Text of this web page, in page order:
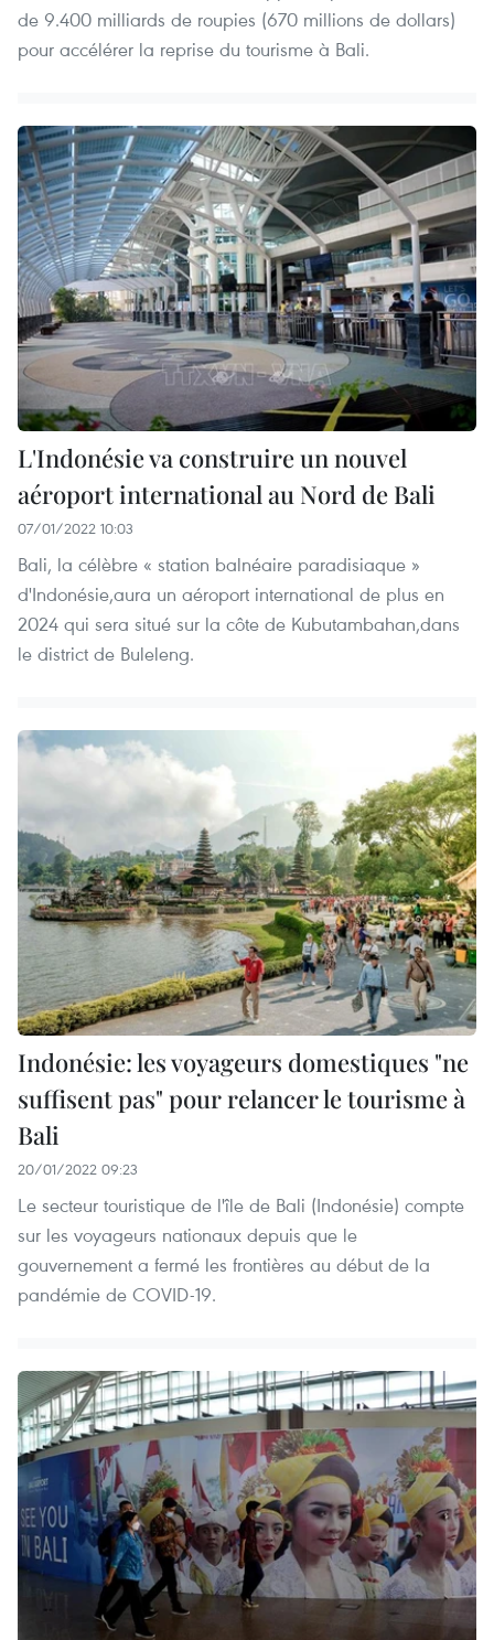
de 9.400 milliards de roupies (670 millions de dollars)
pour accélérer la reprise du tourisme à Bali.
L'Indonésie va construire un nouvel
aéroport international au Nord de Bali
07/01/2022 10:03
Bali, la célèbre « station balnéaire paradisiaque »
d'Indonésie,aura un aéroport international de plus en
2024 qui sera situé sur la côte de Kubutambahan,dans
le district de Buleleng.
Indonésie: les voyageurs domestiques "ne
suffisent pas" pour relancer le tourisme à
Bali
20/01/2022 09:23
Le secteur touristique de l'île de Bali (Indonésie) compte
sur les voyageurs nationaux depuis que le
gouvernement a fermé les frontières au début de la
pandémie de COVID-19.